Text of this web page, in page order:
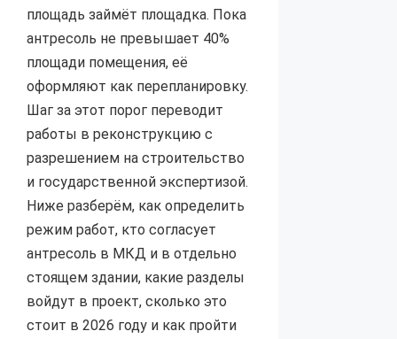
площадь займёт площадка. Пока
антресоль не превышает 40%
площади помещения, её
оформляют как перепланировку.
Шаг за этот порог переводит
работы в реконструкцию с
разрешением на строительство
и государственной экспертизой.
Ниже разберём, как определить
режим работ, кто согласует
антресоль в МКД и в отдельно
стоящем здании, какие разделы
войдут в проект, сколько это
стоит в 2026 году и как пройти